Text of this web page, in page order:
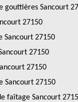
gouttières Sancourt
27150
Sancourt 27150
27150
27150
Sancourt 27150
faîtage Sancourt